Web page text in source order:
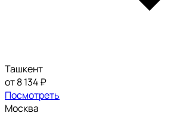
Ташкент
от 8 134 ₽
Посмотреть
Москва